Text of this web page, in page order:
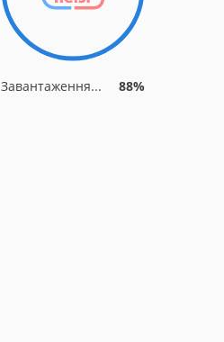
Завантаження... 91%